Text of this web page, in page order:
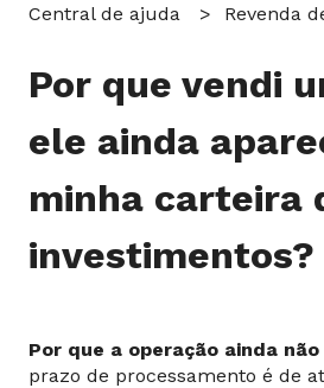
Central de ajuda Revenda
Por que vendi
ele ainda
minha carteira
investimentos?
Por que a operação ainda
prazo de processamento é de